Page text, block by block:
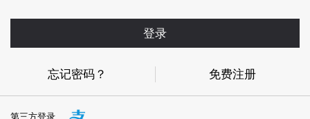
登录
忘记密码？ 免费注册
第三方登录